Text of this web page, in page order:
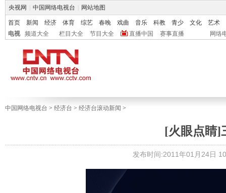
央视网 中国网络电视台 网站地图
首页 新闻 经济 体育 综艺 春晚 戏曲 音乐 科教 青少 文化
艺术
电视
频道大全 栏目大全 节目大全 直播中国 赛事直播 网络
中国网络电视台 > 经济台 > 经济台滚动新闻 >
[火眼点睛]
发布时间:2011年01月24日